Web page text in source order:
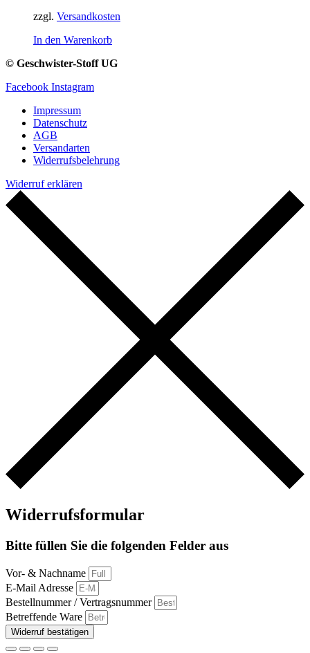
war:
ist:
zzgl. Versandkosten
In den Warenkorb
© Geschwister-Stoff UG
Facebook Instagram
Impressum
Datenschutz
AGB
Versandarten
Widerrufsbelehrung
Widerruf erklären
Widerrufsformular
Bitte füllen Sie die folgenden Felder aus
Vor- & Nachname
E-Mail Adresse
Bestellnummer / Vertragsnummer
Betreffende Ware
Widerruf bestätigen